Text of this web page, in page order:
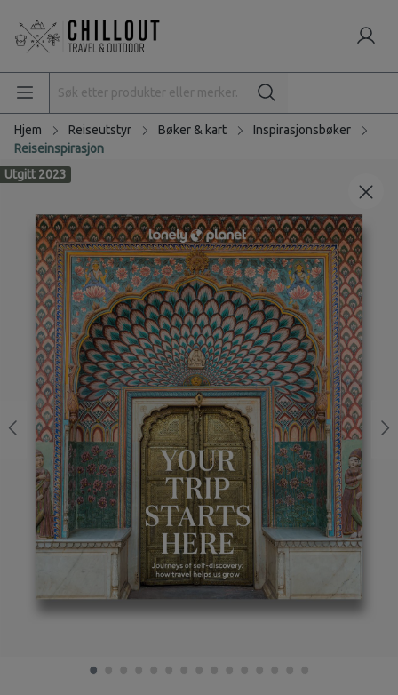
Hjem Reiseutstyr Bøker & kart
Inspirasjonsbøker
Reiseinspirasjon
Utgitt 2023